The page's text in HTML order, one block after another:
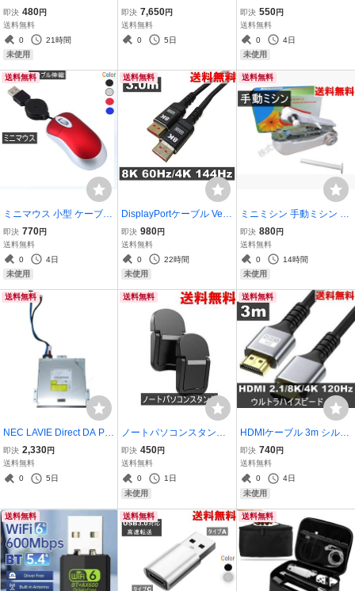
角度２段階調節 軽量堅固
シルバー 送料無料 正常品
＜新品＞ [93159]
即決 480円
送料無料
0
21時間
未使用
eron 2955U 1.4GHz】
【Windows10 Pro】MS 3
65 Office Web／Wi-Fi／U
即決 7,650円
送料無料
0
5日
ポケットサイズ 100ペー
ジ 罫線入り 名刺収納 ブラ
ック シンプル コンパクト
日記 スケジュール帳 [931
即決 550円
送料無料
0
4日
未使用
送料無料
ミニマウス 小型 ケーブル
伸縮 USB接続 有線 マウ
ス レッド 送料無料 ＜新品
＞ [96066]
即決 770円
送料無料
0
4日
未使用
送料無料
DisplayPortケーブル Ver
1.4準拠 ディスプレイポー
トケーブル 3m 8K/4K/HD
R/3D対応 ブラック 送料
無料 ＜新品＞ [95222]
即決 980円
送料無料
0
22時間
未使用
送料無料
ミニミシン 手動ミシン 裁
縫 片手で縫える 小型ハン
ディ コンパクト ホワイト
送料無料 ＜新品＞ [9522
5]
即決 880円
送料無料
0
14時間
未使用
送料無料
NEC LAVIE Direct DA PC-
GD16CTCA9用 光学ドラ
イブ＆接続ケーブル GUD
0N DVDマルチドライブ
即決 2,330円
送料無料
0
5日
送料無料
ノートパソコンスタンド
角度1段階 軽量堅固 ブラ
ック 2個 送料無料 ＜新品
＞ [95232]
即決 450円
送料無料
0
1日
未使用
送料無料
HDMIケーブル 3m シルバ
ー 8K/4K/3D対応 switch2
対応 送料無料 ＜新品＞ [9
5173]
即決 740円
送料無料
0
4日
未使用
送料無料 送料無料 送料無料